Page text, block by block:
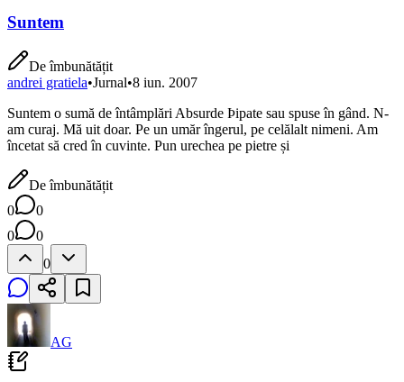
Suntem
De îmbunătățit
andrei gratiela•Jurnal•8 iun. 2007
Suntem o sumă de întâmplări Absurde Þipate sau spuse în gând. N-
am curaj. Mă uit doar. Pe un umăr îngerul, pe celălalt nimeni. Am
încetat să cred în cuvinte. Pun urechea pe pietre și
De îmbunătățit
0
0
0
0
0
AG